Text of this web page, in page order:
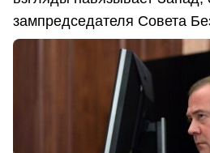
зампредседателя Совета